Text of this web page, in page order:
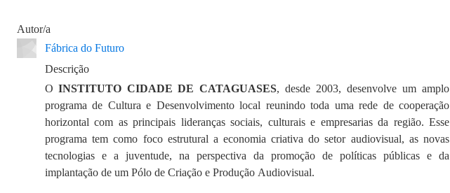
Autor/a
Fábrica do Futuro
Descrição
O INSTITUTO CIDADE DE CATAGUASES, desde 2003, desenvolve um amplo
programa de Cultura e Desenvolvimento local reunindo toda uma rede de cooperação
horizontal com as principais lideranças sociais, culturais e empresarias da região. Esse
programa tem como foco estrutural a economia criativa do setor audiovisual, as novas
tecnologias e a juventude, na perspectiva da promoção de políticas públicas e da
implantação de um Pólo de Criação e Produção Audiovisual.